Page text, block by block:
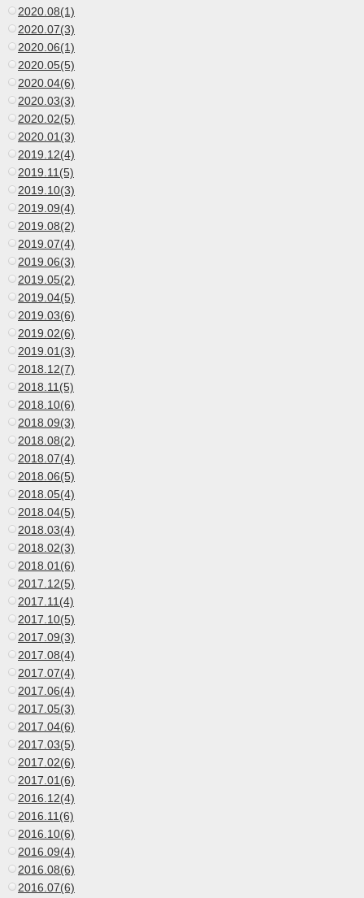
2020.08(1)
2020.07(3)
2020.06(1)
2020.05(5)
2020.04(6)
2020.03(3)
2020.02(5)
2020.01(3)
2019.12(4)
2019.11(5)
2019.10(3)
2019.09(4)
2019.08(2)
2019.07(4)
2019.06(3)
2019.05(2)
2019.04(5)
2019.03(6)
2019.02(6)
2019.01(3)
2018.12(7)
2018.11(5)
2018.10(6)
2018.09(3)
2018.08(2)
2018.07(4)
2018.06(5)
2018.05(4)
2018.04(5)
2018.03(4)
2018.02(3)
2018.01(6)
2017.12(5)
2017.11(4)
2017.10(5)
2017.09(3)
2017.08(4)
2017.07(4)
2017.06(4)
2017.05(3)
2017.04(6)
2017.03(5)
2017.02(6)
2017.01(6)
2016.12(4)
2016.11(6)
2016.10(6)
2016.09(4)
2016.08(6)
2016.07(6)